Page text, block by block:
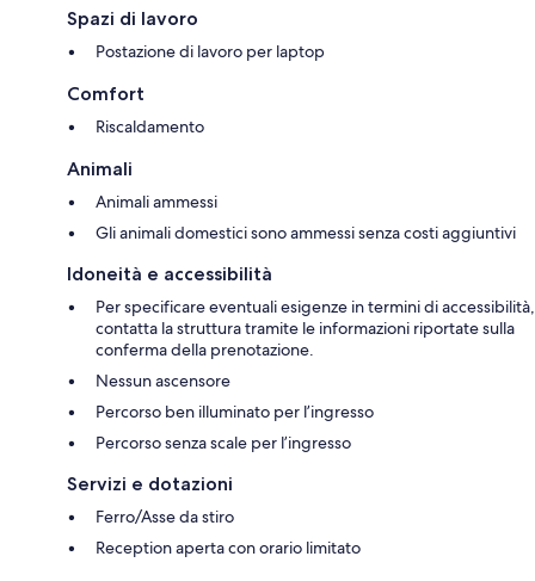
Spazi di lavoro
Postazione di lavoro per laptop
Comfort
Riscaldamento
Animali
Animali ammessi
Gli animali domestici sono ammessi senza costi aggiuntivi
Idoneità e accessibilità
Per specificare eventuali esigenze in termini di accessibilità,
contatta la struttura tramite le informazioni riportate sulla
conferma della prenotazione.
Nessun ascensore
Percorso ben illuminato per l’ingresso
Percorso senza scale per l’ingresso
Servizi e dotazioni
Ferro/Asse da stiro
Reception aperta con orario limitato